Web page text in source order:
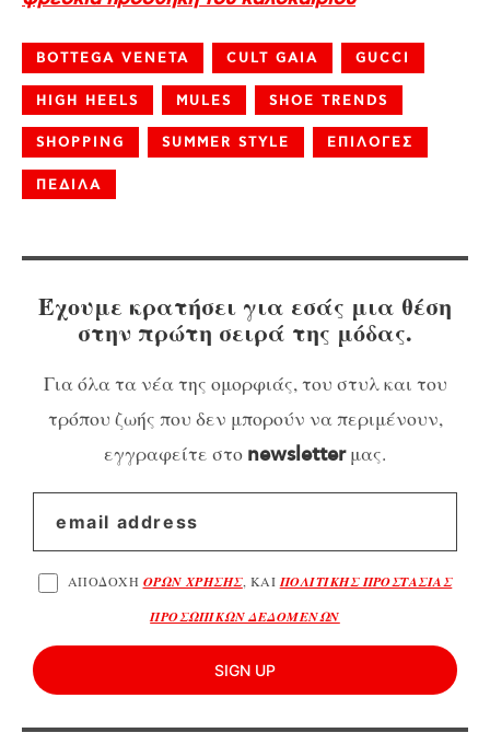
BOTTEGA VENETA CULT GAIA GUCCI
HIGH HEELS MULES SHOE TRENDS
SHOPPING SUMMER STYLE ΕΠΙΛΟΓΕΣ
ΠΕΔΙΛΑ
Έχουμε κρατήσει για εσάς μια θέση
στην πρώτη σειρά της μόδας.
Για όλα τα νέα της ομορφιάς, του στυλ και του
τρόπου ζωής που δεν μπορούν να περιμένουν,
εγγραφείτε στο newsletterμας.
ΑΠΟΔΟΧΗ ΟΡΩΝ ΧΡΗΣΗΣ, ΚΑΙΠΟΛΙΤΙΚΗΣ ΠΡΟΣΤΑΣΙΑΣ
ΠΡΟΣΩΠΙΚΩΝ ΔΕΔΟΜΕΝΩΝ
SIGN UP